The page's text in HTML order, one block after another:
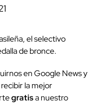
el selectivo
de bronce.
en Google News y
la mejor
gratisa nuestro